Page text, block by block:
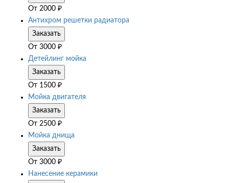
От 2000 ₽
Антихром решетки радиатора
Заказать
От 3000 ₽
Детейлинг мойка
Заказать
От 1500 ₽
Мойка двигателя
Заказать
От 2500 ₽
Мойка днища
Заказать
От 3000 ₽
Нанесение керамики